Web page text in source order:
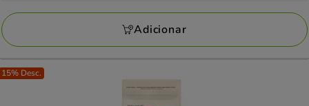
avaliações
84.99€
Adicionar
15% Desc.